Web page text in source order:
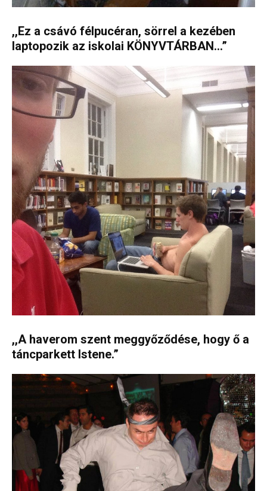
,,Ez a csávó félpucéran, sörrel a kezében
laptopozik az iskolai KÖNYVTÁRBAN…”
,,A haverom szent meggyőződése, hogy ő a
táncparkett Istene.”